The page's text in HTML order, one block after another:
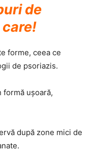
de
forme, ceea ce
de psoriazis.
formă uşoară,
după zone mici de